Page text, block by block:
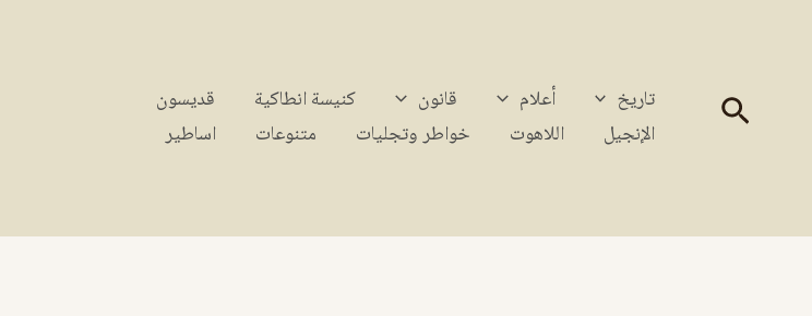
البحث تاريخ أعلام قانون كنيسة انطاكية
قديسون
الإنجيل
اللاهوت خواطر وتجليات متنوعات اساطير